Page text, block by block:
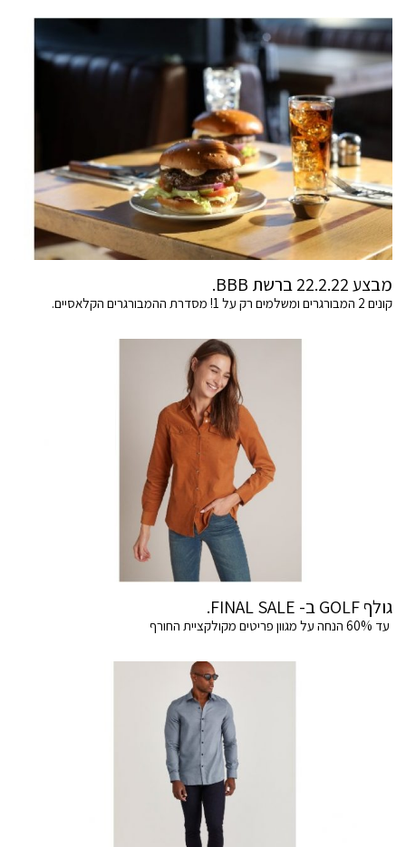
מבצע 22.2.22 ברשת BBB.
קונים 2 המבורגרים ומשלמים רק על 1! מסדרת ההמבורגרים הקלאסיים.
גולף GOLF ב- FINAL SALE.
עד 60% הנחה על מגוון פריטים מקולקציית החורף